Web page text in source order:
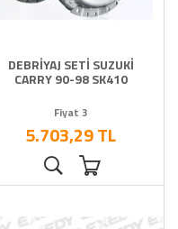
DEBRİYAJ SETİ SUZUKİ
CARRY 90-98 SK410
Fiyat 3
5.703,29 TL